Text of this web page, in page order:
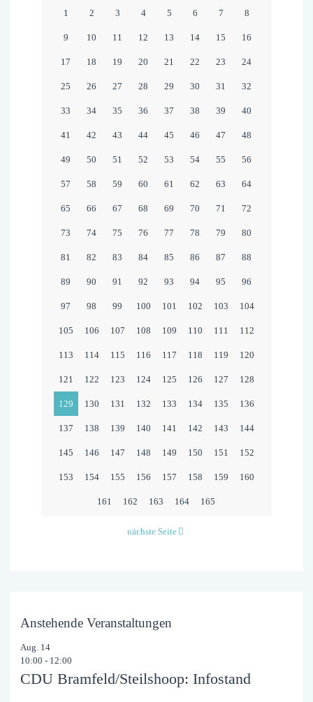
1 2 3 4 5 6 7 8
9 10 11 12 13 14 15 16
17 18 19 20 21 22 23 24
25 26 27 28 29 30 31 32
33 34 35 36 37 38 39 40
41 42 43 44 45 46 47 48
49 50 51 52 53 54 55 56
57 58 59 60 61 62 63 64
65 66 67 68 69 70 71 72
73 74 75 76 77 78 79 80
81 82 83 84 85 86 87 88
89 90 91 92 93 94 95 96
97 98 99 100 101 102 103 104
105 106 107 108 109 110 111 112
113 114 115 116 117 118 119 120
121 122 123 124 125 126 127 128
129 130 131 132 133 134 135 136
137 138 139 140 141 142 143 144
145 146 147 148 149 150 151 152
153 154 155 156 157 158 159 160
161 162 163 164 165
nächste Seite
Anstehende Veranstaltungen
Aug. 14
10:00 - 12:00
CDU Bramfeld/Steilshoop: Infostand